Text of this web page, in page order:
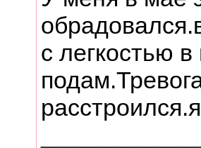
с легкостью